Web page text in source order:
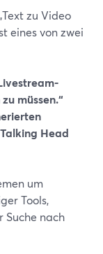
zu Video
eines von zwei
müssen.“
Head
um
Tools,
Suche nach